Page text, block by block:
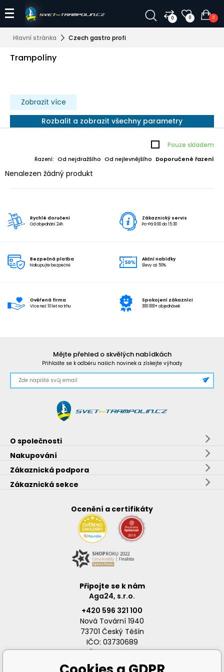
0 0 0
Hlavní stránka Czech gastro profi
Trampolíny
Zobrazit více
Rozbalit a zobrazit všechny parametry
Pouze skladem
Řazení: Od nejdražšího Od nejlevnějšího Doporučené řazení
Nenalezen žádný produkt
Rychlé doručení
Od objednání 24h
Zákaznický servis
Po-Pá 9:00 do 15:30
Bezpečná platba
Nakupujte bezpečně
Akční nabídky
Slevy až 50%
Ověřená firma
Více než 10 let na trhu
Spokojení zákazníci
300 000+ objednávek
Mějte přehled o skvělých nabídkách
Přihlašte se k odběru našich novinek a získejte výhody
O společnosti
Nakupování
Zákaznická podpora
Zákaznická sekce
Ocenění a certifikáty
Připojte se k nám
Aga24, s.r.o.
+420 596 321 100
Nová Tovární 1940
73701 Český Těšín
IČO: 03730689
DIČ: CZ03730689